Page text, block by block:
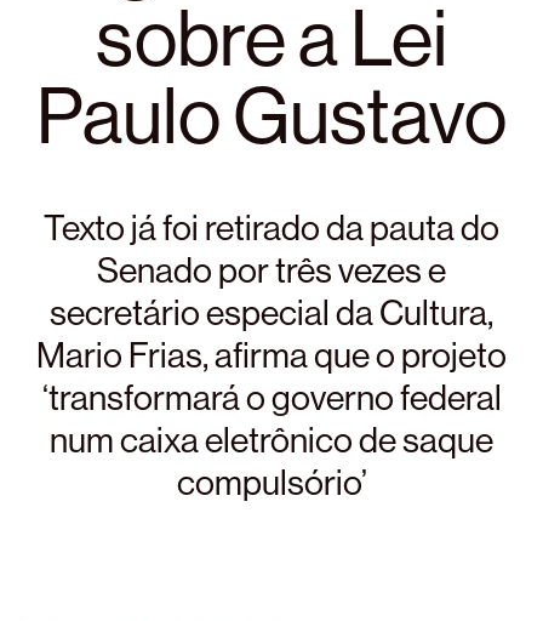
sobre a Lei
Paulo Gustavo
Texto já foi retirado da pauta do
Senado por três vezes e
secretário especial da Cultura,
Mario Frias, afirma que o projeto
‘transformará o governo federal
num caixa eletrônico de saque
compulsório’